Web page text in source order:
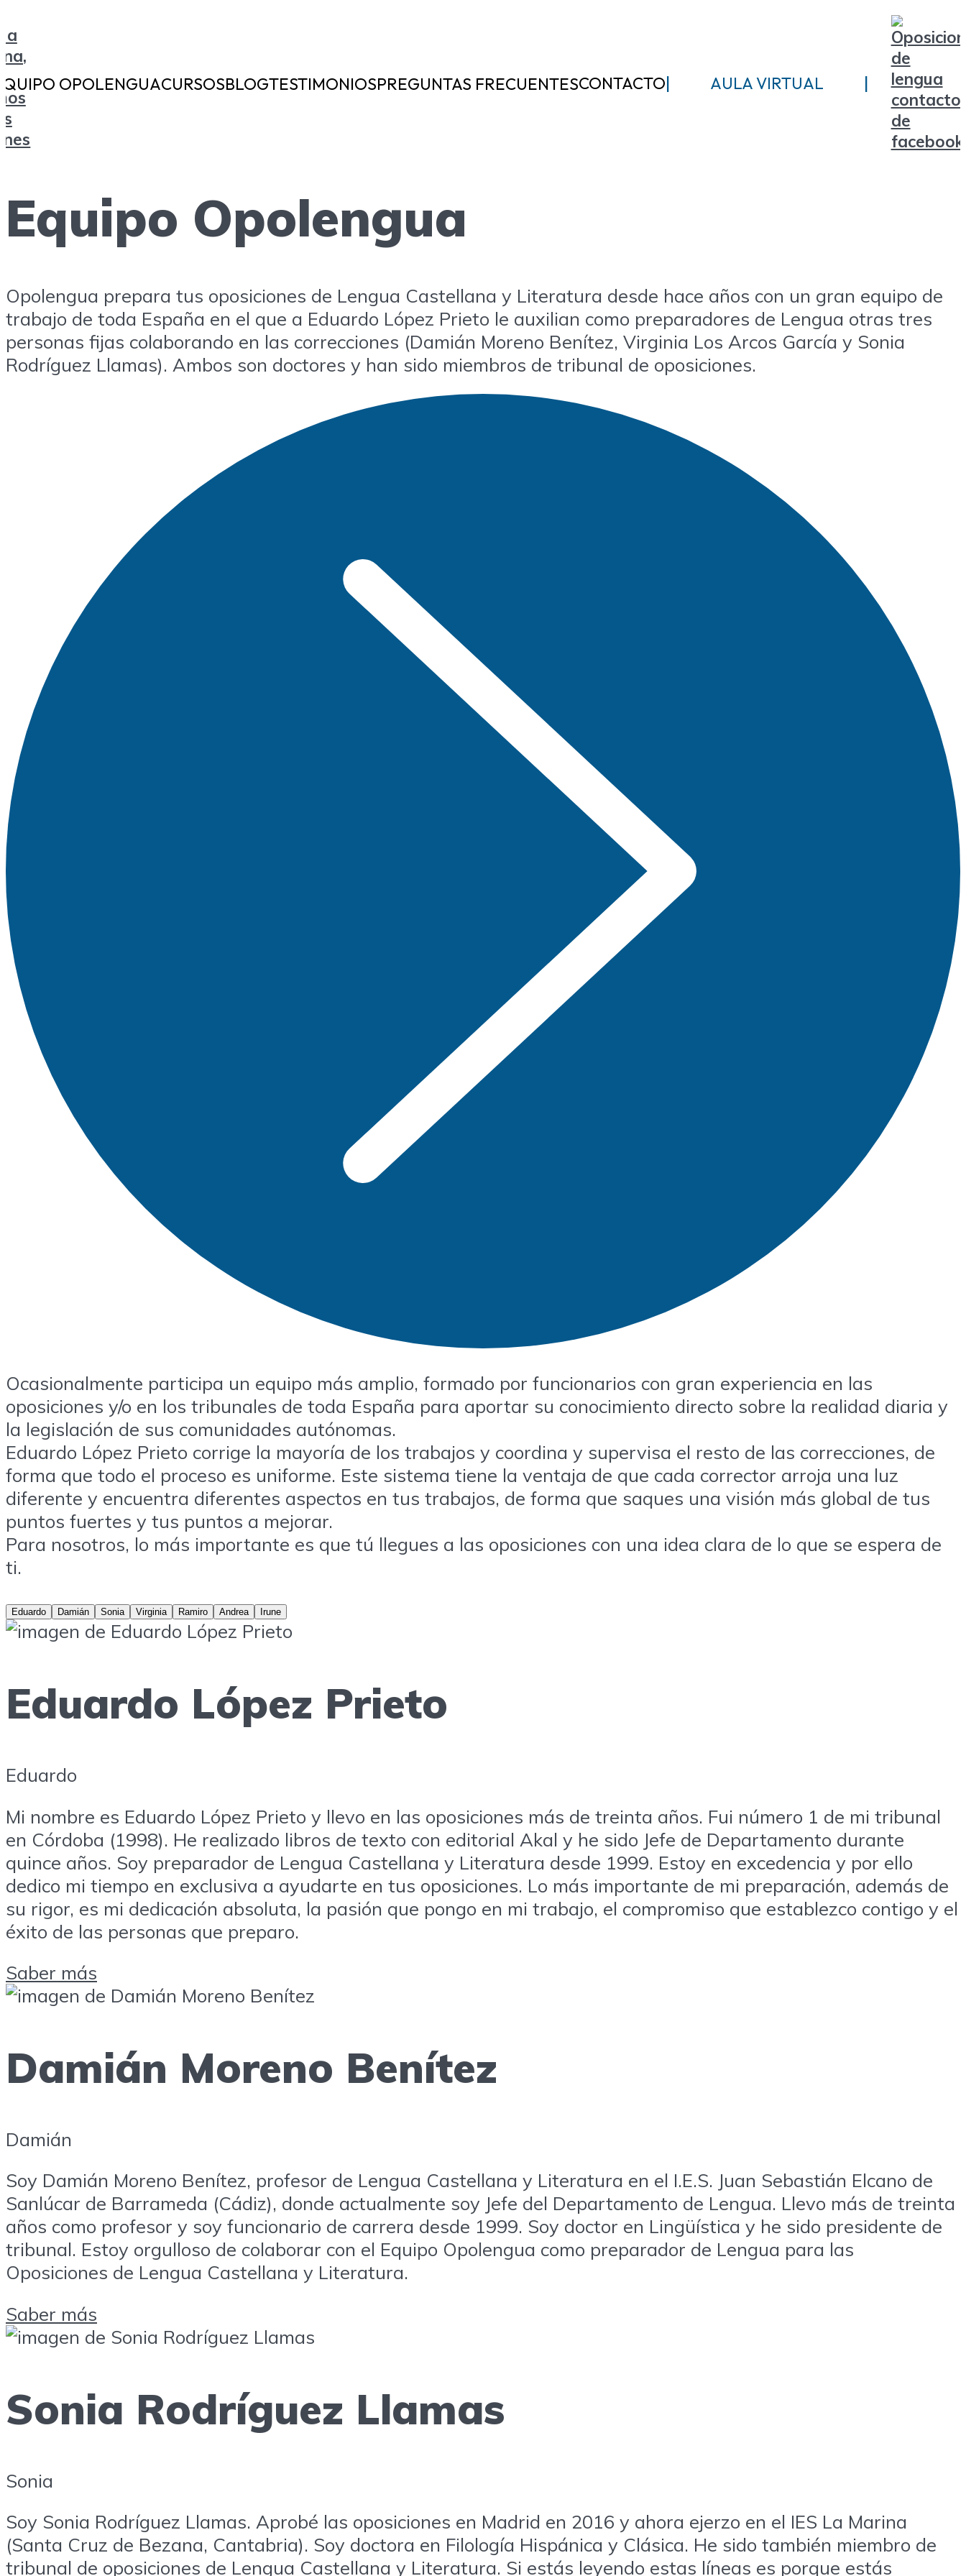
OPOLENGUACURSOSBLOGTESTIMONIOSPREGUNTAS FRECUENTESCONTACTO| AULA VIRTUAL |
Equipo Opolengua
Opolengua prepara tus oposiciones de Lengua Castellana y Literatura desde hace años con un gran equipo de
trabajo de toda España en el que a Eduardo López Prieto le auxilian como preparadores de Lengua otras tres
personas fijas colaborando en las correcciones (Damián Moreno Benítez, Virginia Los Arcos García y Sonia
Rodríguez Llamas). Ambos son doctores y han sido miembros de tribunal de oposiciones.
Ocasionalmente participa un equipo más amplio, formado por funcionarios con gran experiencia en las
oposiciones y/o en los tribunales de toda España para aportar su conocimiento directo sobre la realidad diaria y
la legislación de sus comunidades autónomas.
Eduardo López Prieto corrige la mayoría de los trabajos y coordina y supervisa el resto de las correcciones, de
forma que todo el proceso es uniforme. Este sistema tiene la ventaja de que cada corrector arroja una luz
diferente y encuentra diferentes aspectos en tus trabajos, de forma que saques una visión más global de tus
puntos fuertes y tus puntos a mejorar.
Para nosotros, lo más importante es que tú llegues a las oposiciones con una idea clara de lo que se espera de
ti.
Eduardo Damián Sonia Virginia Ramiro Andrea Irune
Eduardo López Prieto
Eduardo
Mi nombre es Eduardo López Prieto y llevo en las oposiciones más de treinta años. Fui número 1 de mi tribunal
en Córdoba (1998). He realizado libros de texto con editorial Akal y he sido Jefe de Departamento durante
quince años. Soy preparador de Lengua Castellana y Literatura desde 1999. Estoy en excedencia y por ello
dedico mi tiempo en exclusiva a ayudarte en tus oposiciones. Lo más importante de mi preparación, además de
su rigor, es mi dedicación absoluta, la pasión que pongo en mi trabajo, el compromiso que establezco contigo y el
éxito de las personas que preparo.
Saber más
Damián Moreno Benítez
Damián
Soy Damián Moreno Benítez, profesor de Lengua Castellana y Literatura en el I.E.S. Juan Sebastián Elcano de
Sanlúcar de Barrameda (Cádiz), donde actualmente soy Jefe del Departamento de Lengua. Llevo más de treinta
años como profesor y soy funcionario de carrera desde 1999. Soy doctor en Lingüística y he sido presidente de
tribunal. Estoy orgulloso de colaborar con el Equipo Opolengua como preparador de Lengua para las
Oposiciones de Lengua Castellana y Literatura.
Saber más
Sonia Rodríguez Llamas
Sonia
Soy Sonia Rodríguez Llamas. Aprobé las oposiciones en Madrid en 2016 y ahora ejerzo en el IES La Marina
(Santa Cruz de Bezana, Cantabria). Soy doctora en Filología Hispánica y Clásica. He sido también miembro de
tribunal de oposiciones de Lengua Castellana y Literatura. Si estás leyendo estas líneas es porque estás